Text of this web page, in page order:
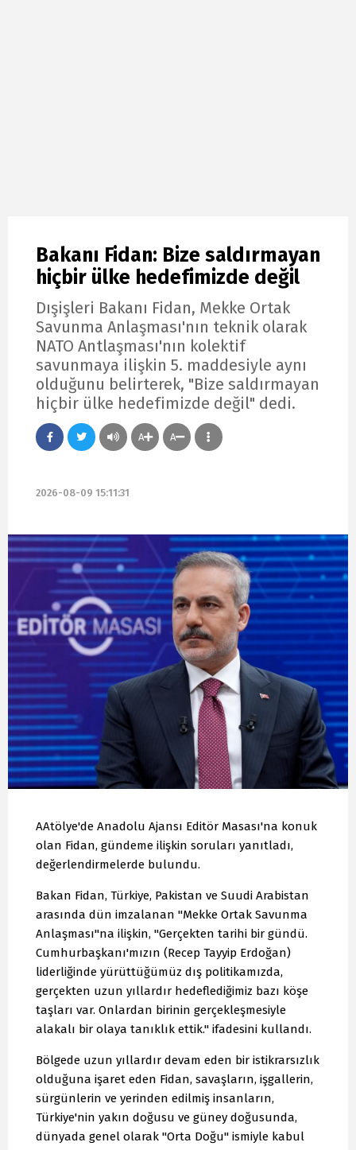
Bakanı Fidan: Bize saldırmayan
hiçbir ülke hedefimizde değil
Dışişleri Bakanı Fidan, Mekke Ortak
Savunma Anlaşması'nın teknik olarak
NATO Antlaşması'nın kolektif
savunmaya ilişkin 5. maddesiyle aynı
olduğunu belirterek, "Bize saldırmayan
hiçbir ülke hedefimizde değil" dedi.
A A
2026-08-09 15:11:31
AAtölye'de Anadolu Ajansı Editör Masası'na konuk
olan Fidan, gündeme ilişkin soruları yanıtladı,
değerlendirmelerde bulundu.
Bakan Fidan, Türkiye, Pakistan ve Suudi Arabistan
arasında dün imzalanan "Mekke Ortak Savunma
Anlaşması"na ilişkin, "Gerçekten tarihi bir gündü.
Cumhurbaşkanı'mızın (Recep Tayyip Erdoğan)
liderliğinde yürüttüğümüz dış politikamızda,
gerçekten uzun yıllardır hedeflediğimiz bazı köşe
taşları var. Onlardan birinin gerçekleşmesiyle
alakalı bir olaya tanıklık ettik." ifadesini kullandı.
Bölgede uzun yıllardır devam eden bir istikrarsızlık
olduğuna işaret eden Fidan, savaşların, işgallerin,
sürgünlerin ve yerinden edilmiş insanların,
Türkiye'nin yakın doğusu ve güney doğusunda,
dünyada genel olarak "Orta Doğu" ismiyle kabul